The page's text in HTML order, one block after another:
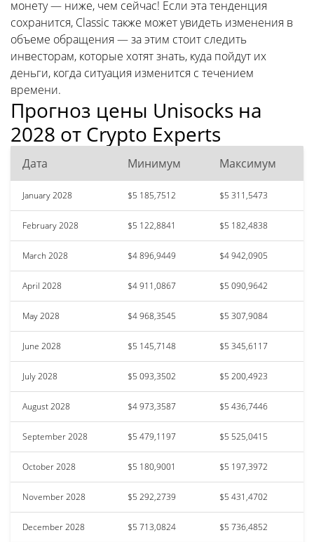
монету — ниже, чем сейчас! Если эта тенденция
сохранится, Classic также может увидеть изменения в
объеме обращения — за этим стоит следить
инвесторам, которые хотят знать, куда пойдут их
деньги, когда ситуация изменится с течением
времени.
Прогноз цены Unisocks на
2028 от Crypto Experts
Дата Минимум Максимум
January 2028 $5 185,7512 $5 311,5473
February 2028 $5 122,8841 $5 182,4838
March 2028 $4 896,9449 $4 942,0905
April 2028 $4 911,0867 $5 090,9642
May 2028 $4 968,3545 $5 307,9084
June 2028 $5 145,7148 $5 345,6117
July 2028 $5 093,3502 $5 200,4923
August 2028 $4 973,3587 $5 436,7446
September 2028 $5 479,1197 $5 525,0415
October 2028 $5 180,9001 $5 197,3972
November 2028 $5 292,2739 $5 431,4702
December 2028 $5 713,0824 $5 736,4852